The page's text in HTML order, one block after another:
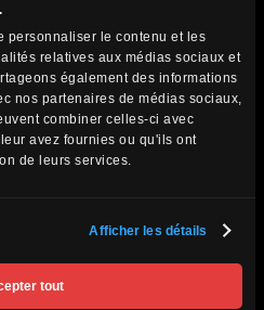
personnaliser le contenu et les
relatives aux médias sociaux et
également des informations
nos partenaires de médias sociaux,
combiner celles-ci avec
avez fournies ou qu'ils ont
de leurs services.
Afficher les détails
tout